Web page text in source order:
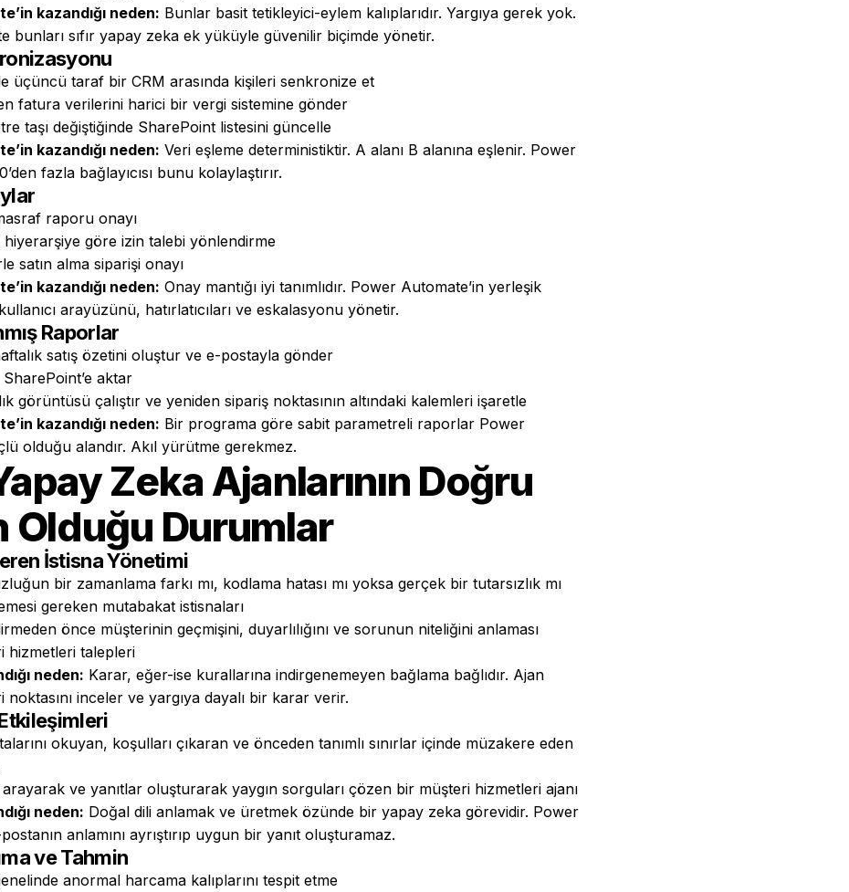
kazandığı neden: Bunlar basit tetikleyici-eylem kalıplarıdır. Yargıya gerek yok.
bunları sıfır yapay zeka ek yüküyle güvenilir biçimde yönetir.
üçüncü taraf bir CRM arasında kişileri senkronize et
fatura verilerini harici bir vergi sistemine gönder
taşı değiştiğinde SharePoint listesini güncelle
kazandığı neden: Veri eşleme deterministiktir. A alanı B alanına eşlenir. Power
fazla bağlayıcısı bunu kolaylaştırır.
raporu onayı
göre izin talebi yönlendirme
satın alma siparişi onayı
kazandığı neden: Onay mantığı iyi tanımlıdır. Power Automate’in yerleşik
arayüzünü, hatırlatıcıları ve eskalasyonu yönetir.
Raporlar
satış özetini oluştur ve e-postayla gönder
aktar
görüntüsü çalıştır ve yeniden sipariş noktasının altındaki kalemleri işaretle
kazandığı neden: Bir programa göre sabit parametreli raporlar Power
olduğu alandır. Akıl yürütme gerekmez.
Zeka Ajanlarının Doğru
Olduğu Durumlar
İstisna Yönetimi
bir zamanlama farkı mı, kodlama hatası mı yoksa gerçek bir tutarsızlık mı
gereken mutabakat istisnaları
önce müşterinin geçmişini, duyarlılığını ve sorunun niteliğini anlaması
hizmetleri talepleri
neden: Karar, eğer-ise kurallarına indirgenemeyen bağlama bağlıdır. Ajan
inceler ve yargıya dayalı bir karar verir.
okuyan, koşulları çıkaran ve önceden tanımlı sınırlar içinde müzakere eden
arayarak ve yanıtlar oluşturarak yaygın sorguları çözen bir müşteri hizmetleri ajanı
neden: Doğal dili anlamak ve üretmek özünde bir yapay zeka görevidir. Power
anlamını ayrıştırıp uygun bir yanıt oluşturamaz.
ve Tahmin
anormal harcama kalıplarını tespit etme